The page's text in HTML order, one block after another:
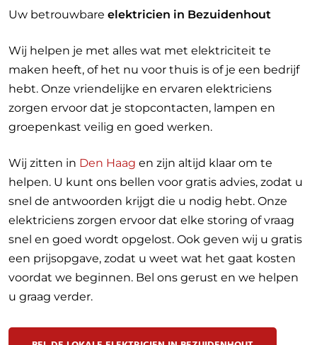
Uw betrouwbare elektricien in Bezuidenhout
Wij helpen je met alles wat met elektriciteit te
maken heeft, of het nu voor thuis is of je een bedrijf
hebt. Onze vriendelijke en ervaren elektriciens
zorgen ervoor dat je stopcontacten, lampen en
groepenkast veilig en goed werken.
Wij zitten in Den Haag en zijn altijd klaar om te
helpen. U kunt ons bellen voor gratis advies, zodat u
snel de antwoorden krijgt die u nodig hebt. Onze
elektriciens zorgen ervoor dat elke storing of vraag
snel en goed wordt opgelost. Ook geven wij u gratis
een prijsopgave, zodat u weet wat het gaat kosten
voordat we beginnen. Bel ons gerust en we helpen
u graag verder.